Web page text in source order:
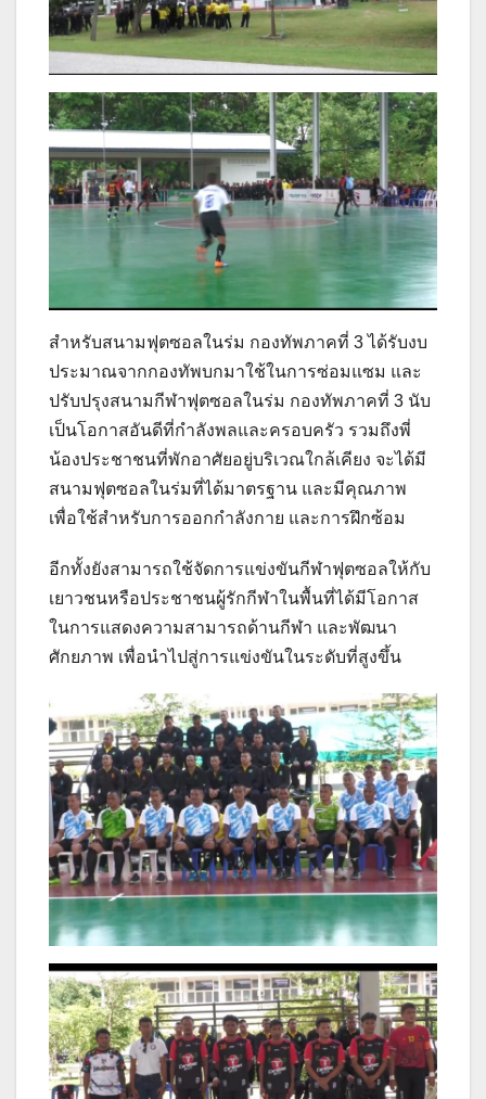
สำหรับสนามฟุตซอลในร่ม กองทัพภาคที่ 3 ได้รับงบ
ประมาณจากกองทัพบกมาใช้ในการซ่อมแซม และ
ปรับปรุงสนามกีฬาฟุตซอลในร่ม กองทัพภาคที่ 3 นับ
เป็นโอกาสอันดีที่กำลังพลและครอบครัว รวมถึงพี่
น้องประชาชนที่พักอาศัยอยู่บริเวณใกล้เคียง จะได้มี
สนามฟุตซอลในร่มที่ได้มาตรฐาน และมีคุณภาพ
เพื่อใช้สำหรับการออกกำลังกาย และการฝึกซ้อม
อีกทั้งยังสามารถใช้จัดการแข่งขันกีฬาฟุตซอลให้กับ
เยาวชนหรือประชาชนผู้รักกีฬาในพื้นที่ได้มีโอกาส
ในการแสดงความสามารถด้านกีฬา และพัฒนา
ศักยภาพ เพื่อนำไปสู่การแข่งขันในระดับที่สูงขึ้น